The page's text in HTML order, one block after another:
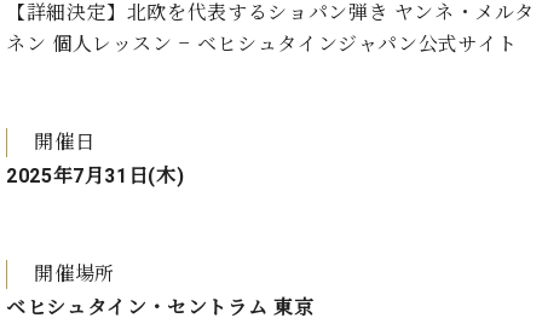
ー
サ
(調
律)
【詳細決定】北欧を代表するショパン弾き ヤンネ・メルタ
ネン 個人レッスン – ベヒシュタインジャパン公式サイト
開催日
2025年7月31日(木)
開催場所
ベヒシュタイン・セントラム 東京